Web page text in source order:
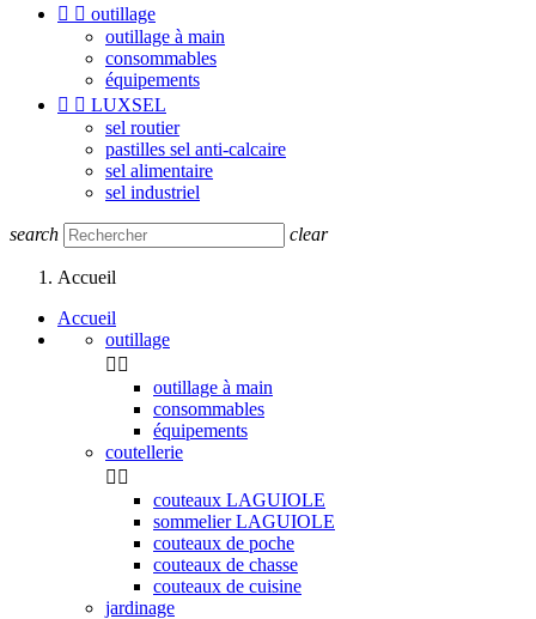
  outillage
outillage à main
consommables
équipements
  LUXSEL
sel routier
pastilles sel anti-calcaire
sel alimentaire
sel industriel
search clear
Accueil
Accueil
outillage
 
outillage à main
consommables
équipements
coutellerie
 
couteaux LAGUIOLE
sommelier LAGUIOLE
couteaux de poche
couteaux de chasse
couteaux de cuisine
jardinage